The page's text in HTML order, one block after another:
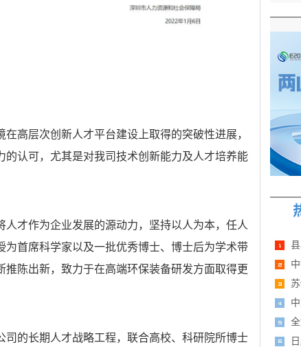
高层次创新人才平台建设上取得的突破性进展，
认可，尤其是对我司技术创新能力及人才培养能
才作为企业发展的源动力，坚持以人为本，任人
首席科学家以及一批优秀博士、博士后为学术带
陈出新，致力于在高端环保装备研发方面取得更
的长期人才战略工程，联合高校、科研院所博士